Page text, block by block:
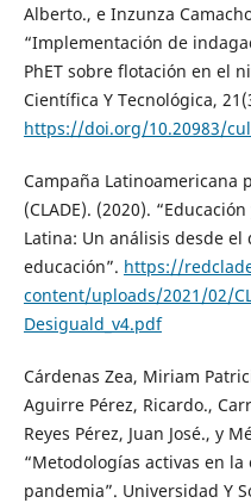
Alberto., e Inzunza
“Implementación de
PhET sobre flotación en el
Científica Y Tecnológica,
https://doi.org/10.20983/
Campaña Latinoamericana
(CLADE). (2020).
Latina: Un análisis desde
educación”. https://
content/uploads/2021/02/
Desiguald_v4.pdf
Cárdenas Zea, Miriam
Aguirre Pérez, Ricardo.,
Reyes Pérez, Juan José., y
“Metodologías activas en
pandemia”. Universidad Y